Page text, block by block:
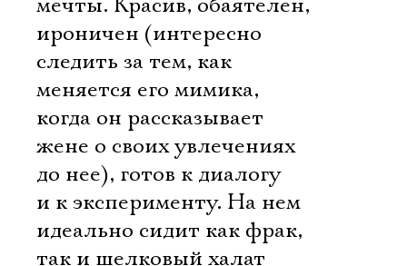
мечты. Красив, обаятелен,
ироничен (интересно
следить за тем, как
меняется его мимика,
когда он рассказывает
жене о своих увлечениях
до нее), готов к диалогу
и к эксперименту. На нем
идеально сидит как фрак,
так и шелковый халат